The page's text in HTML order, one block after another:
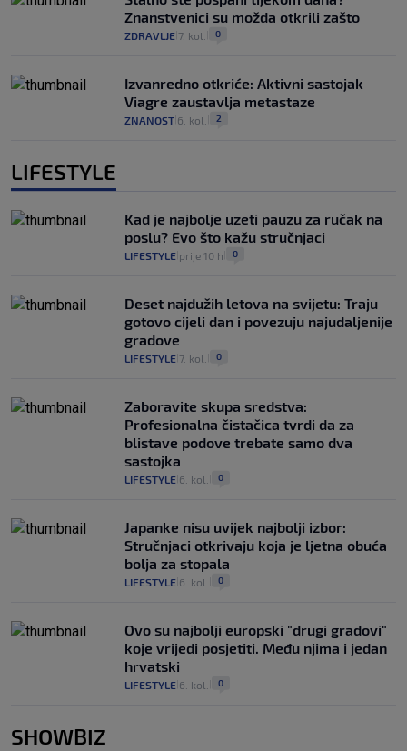
Znanstvenici su možda otkrili zašto
ZDRAVLJE 7. kol. 0
Izvanredno otkriće: Aktivni sastojak
Viagre zaustavlja metastaze
ZNANOST 6. kol. 2
LIFESTYLE
Kad je najbolje uzeti pauzu za ručak na
poslu? Evo što kažu stručnjaci
LIFESTYLE prije 10 h 0
Deset najdužih letova na svijetu: Traju
gotovo cijeli dan i povezuju najudaljenije
gradove
LIFESTYLE 7. kol. 0
Zaboravite skupa sredstva:
Profesionalna čistačica tvrdi da za
blistave podove trebate samo dva
sastojka
LIFESTYLE 6. kol. 0
Japanke nisu uvijek najbolji izbor:
Stručnjaci otkrivaju koja je ljetna obuća
bolja za stopala
LIFESTYLE 6. kol. 0
Ovo su najbolji europski "drugi gradovi"
koje vrijedi posjetiti. Među njima i jedan
hrvatski
LIFESTYLE 6. kol. 0
SHOWBIZ